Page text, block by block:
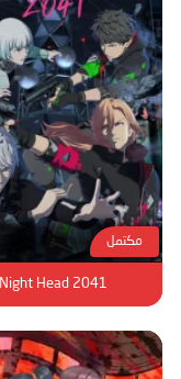
مكتمل
Night Head 2041